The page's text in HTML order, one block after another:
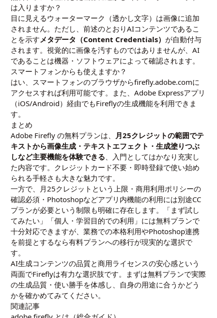
は入りますか？
目に見えるウォーターマーク（透かし文字）は画像に追加
されません。ただし、前述のとおりAIコンテンツであるこ
とを示す メタデータ（Content Credentials） が自動付与
されます。視覚的に画像を汚すものではありませんが、AI
であることは機器・ソフトウェアによって確認されます。
スマートフォンからも使えますか？
はい、スマートフォンのブラウザからfirefly.adobe.comに
アクセスすれば利用可能です。また、Adobe Expressアプリ
（iOS/Android）経由でもFireflyの生成機能を利用できま
す。
まとめ
Adobe Firefly の無料プランは、
月25クレジットの範囲でテ
キストから画像生成・テキストエフェクト・生成塗りつぶ
しなど主要機能を体験できる 、入門としてはかなり充実し
た内容です。クレジットカード不要・即時登録で使い始め
られる手軽さも大きな魅力です。
一方で、月25クレジットという上限・商用利用ポリシーの
確認必須・Photoshopなどアプリ内機能の利用には別途CC
プランが必要という制限も明確に存在します。「まず試し
てみたい」「個人・学習目的での利用」には無料プランで
十分対応できますが、業務での本格利用やPhotoshop連携
を前提とするなら有料プランへの移行が現実的な選択で
す。
AI生成コンテンツの品質と商用ライセンスの安心感という
両面でFireflyは有力な選択肢です。まずは無料プランで実際
の生成品質・使い勝手を体感し、自身の用途に合うかどう
かを確かめてみてください。
関連記事